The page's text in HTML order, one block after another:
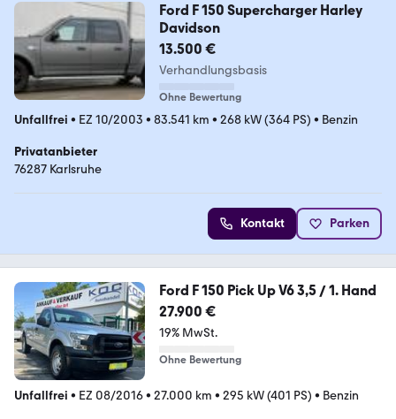
Ford F 150 Supercharger Harley
Davidson
13.500 €
Verhandlungsbasis
Ohne Bewertung
Unfallfrei • EZ 10/2003 • 83.541 km • 268 kW (364 PS) • Benzin
Privatanbieter
76287 Karlsruhe
Kontakt Parken
Ford F 150 Pick Up V6 3,5 / 1. Hand
27.900 €
19% MwSt.
Ohne Bewertung
Unfallfrei • EZ 08/2016• 27.000 km • 295 kW (401 PS) • Benzin